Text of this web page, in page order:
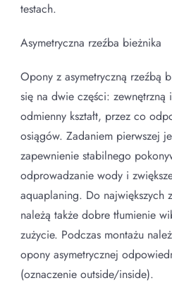
testach.
Asymetryczna rzeźba bieżnika
Opony z asymetryczną rzeźbą
się na dwie części: zewnętrzną
odmienny kształt, przez co
osiągów. Zadaniem pierwszej
zapewnienie stabilnego
odprowadzanie wody i
aquaplaning. Do największych
należą także dobre tłumienie
zużycie. Podczas montażu
opony asymetrycznej
(oznaczenie outside/inside).